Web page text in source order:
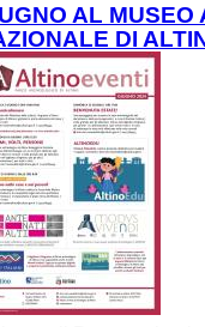
AL MUSEO
DI